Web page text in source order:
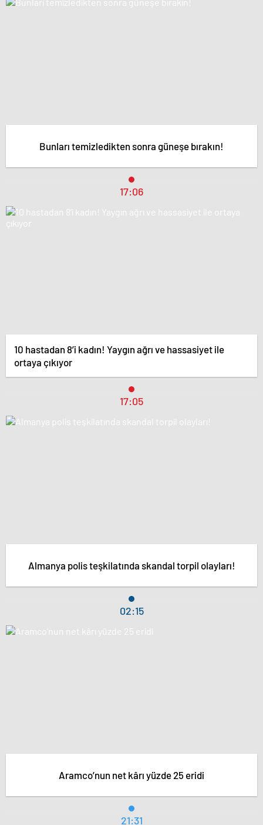
Bunları temizledikten sonra güneşe bırakın!
17:06
10 hastadan 8’i kadın! Yaygın ağrı ve hassasiyet ile
ortaya çıkıyor
17:05
Almanya polis teşkilatında skandal torpil olayları!
02:15
Aramco’nun net kârı yüzde 25 eridi
21:31